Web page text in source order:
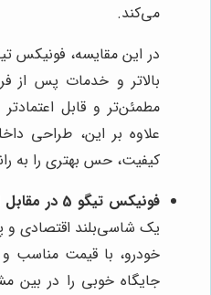
می‌کند.
بالاتر و خدمات پس از
مطمئن‌تر و قابل
علاوه بر این، طراحی
کیفیت، حس بهتری را به
فونیکس تیگو 5 در مقابل ام وی ام X33:
یک شاسی‌بلند اقتصادی و
خودرو، با قیمت مناسب و
جایگاه خوبی را در بین